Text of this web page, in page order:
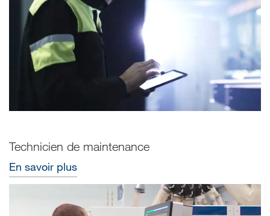
Technicien de maintenance
En savoir plus